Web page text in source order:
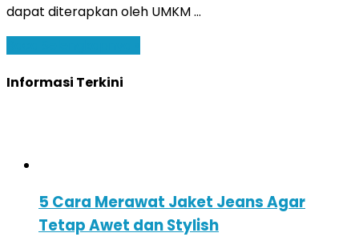
dapat diterapkan oleh UMKM …
Informasi Terkini
5 Cara Merawat Jaket Jeans Agar
Tetap Awet dan Stylish